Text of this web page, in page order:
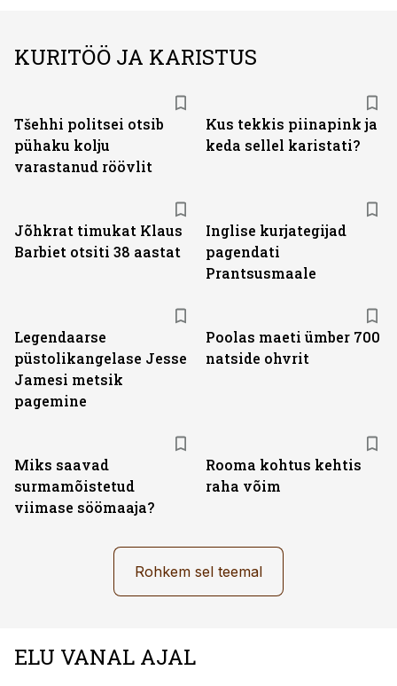
KURITÖÖ JA KARISTUS
Tšehhi politsei otsib
pühaku kolju
varastanud röövlit
Kus tekkis piinapink ja
keda sellel karistati?
Jõhkrat timukat Klaus
Barbiet otsiti 38 aastat
Inglise kurjategijad
pagendati
Prantsusmaale
Legendaarse
püstolikangelase Jesse
Jamesi metsik
pagemine
Poolas maeti ümber 700
natside ohvrit
Miks saavad
surmamõistetud
viimase söömaaja?
Rooma kohtus kehtis
raha võim
Rohkem sel teemal
ELU VANAL AJAL